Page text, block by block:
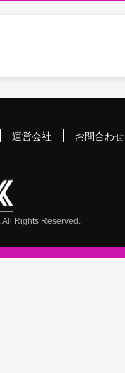
運営会社 お問合わせ
Rights Reserved.